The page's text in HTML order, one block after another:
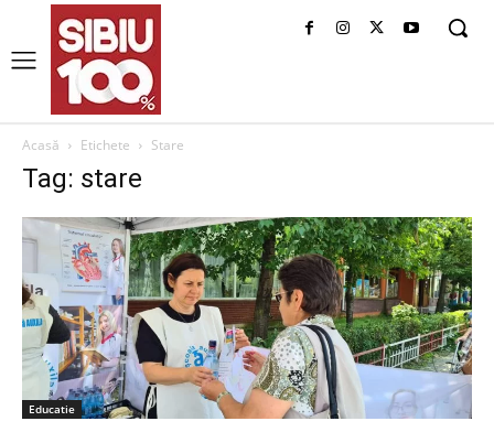
Acasă Etichete Stare
Tag: stare
Educatie